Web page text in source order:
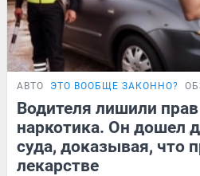
АВТО ЭТО ВООБЩЕ ЗАКОННО?
Водителя лишили
наркотика. Он дошел
суда, доказывая, что
лекарстве